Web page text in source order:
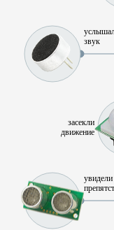
звук
засекли
движение
увидели